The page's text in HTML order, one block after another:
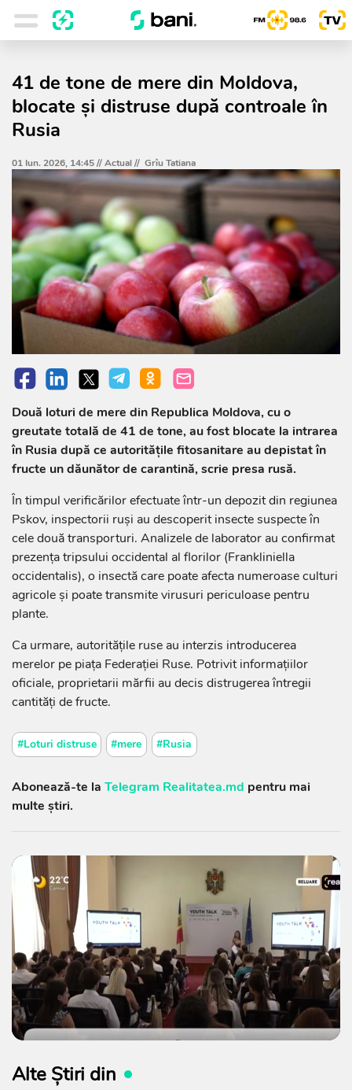
41 de tone de mere din Moldova,
blocate și distruse după controale în
Rusia
01 Iun. 2026, 14:45 //Actual// Grîu Tatiana
Două loturi de mere din Republica Moldova, cu o
greutate totală de 41 de tone, au fost blocate la intrarea
în Rusia după ce autoritățile fitosanitare au depistat în
fructe un dăunător de carantină, scrie presa rusă.
În timpul verificărilor efectuate într-un depozit din regiunea
Pskov, inspectorii ruși au descoperit insecte suspecte în
cele două transporturi. Analizele de laborator au confirmat
prezența tripsului occidental al florilor (Frankliniella
occidentalis), o insectă care poate afecta numeroase culturi
agricole și poate transmite virusuri periculoase pentru
plante.
Ca urmare, autoritățile ruse au interzis introducerea
merelor pe piața Federației Ruse. Potrivit informațiilor
oficiale, proprietarii mărfii au decis distrugerea întregii
cantități de fructe.
#Loturi distruse #mere #Rusia
Abonează-te la Telegram Realitatea.md pentru mai
multe știri.
Alte Știri din